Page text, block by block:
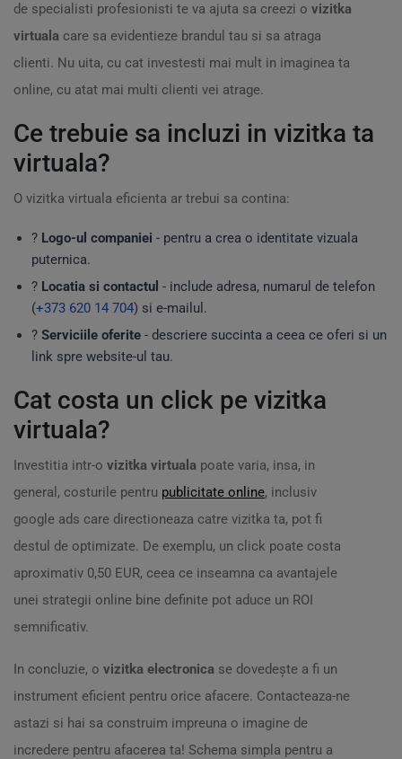
de specialisti profesionisti te va ajuta sa creezi o vizitka
virtuala care sa evidentieze brandul tau si sa atraga
clienti. Nu uita, cu cat investesti mai mult in imaginea ta
online, cu atat mai multi clienti vei atrage.
Ce trebuie sa incluzi in vizitka ta
virtuala?
O vizitka virtuala eficienta ar trebui sa contina:
?️ Logo-ul companiei - pentru a crea o identitate vizuala
puternica.
? Locatia si contactul - include adresa, numarul de telefon
(+373 620 14 704) si e-mailul.
? Serviciile oferite - descriere succinta a ceea ce oferi si un
link spre website-ul tau.
Cat costa un click pe vizitka
virtuala?
Investitia intr-o vizitka virtuala poate varia, insa, in
general, costurile pentru publicitate online, inclusiv
google ads care directioneaza catre vizitka ta, pot fi
destul de optimizate. De exemplu, un click poate costa
aproximativ 0,50 EUR, ceea ce inseamna ca avantajele
unei strategii online bine definite pot aduce un ROI
semnificativ.
In concluzie, o vizitka electronica se dovedește a fi un
instrument eficient pentru orice afacere. Contacteaza-ne
astazi si hai sa construim impreuna o imagine de
incredere pentru afacerea ta! Schema simpla pentru a